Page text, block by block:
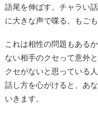
語尾を伸ばす。チャラい
に大きな声で喋る。もご
これは相性の問題もある
ない相手のクセって意外
クセがないと思っている
話し方を心がけると、あ
いきます。